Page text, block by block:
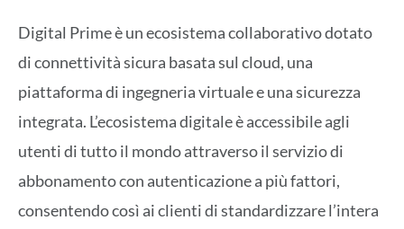
Digital Prime è un ecosistema collaborativo dotato
di connettività sicura basata sul cloud, una
piattaforma di ingegneria virtuale e una sicurezza
integrata. L’ecosistema digitale è accessibile agli
utenti di tutto il mondo attraverso il servizio di
abbonamento con autenticazione a più fattori,
consentendo così ai clienti di standardizzare l’intera